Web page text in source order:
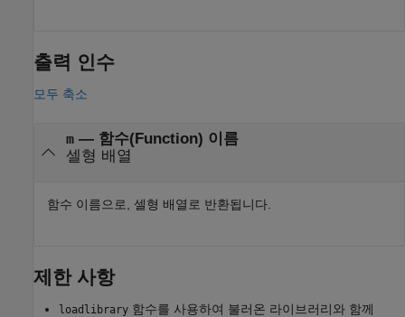
출력 인수
모두 축소
m— 함수(Function) 이름
셀형 배열
함수 이름으로, 셀형 배열로 반환됩니다.
제한 사항
loadlibrary 함수를 사용하여 불러온 라이브러리와 함께